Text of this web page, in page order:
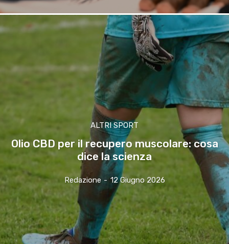
ALTRI SPORT
Olio CBD per il recupero muscolare: cosa
dice la scienza
Redazione - 12 Giugno 2026